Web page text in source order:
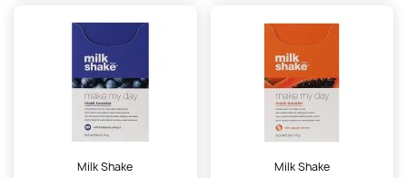
Milk Shake Milk Shake